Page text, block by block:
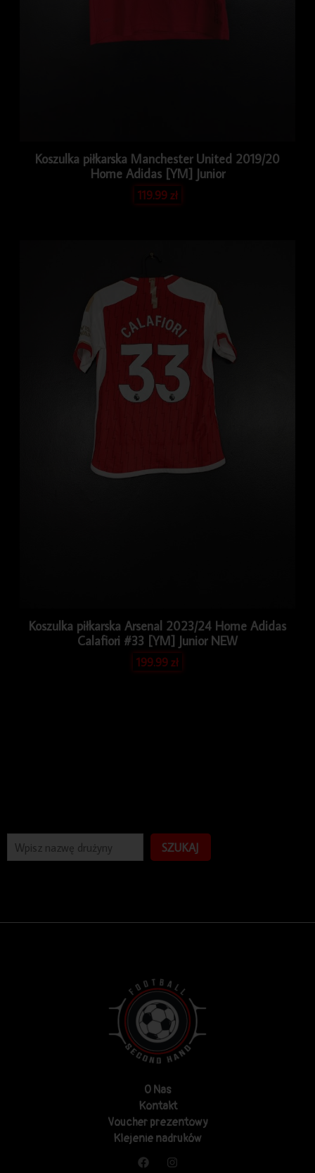
SZUKAJ
Koszulka piłkarska Manchester United 2019/20
Home Adidas [YM] Junior
119.99zł
Koszulka piłkarska Arsenal 2023/24 Home Adidas
Calafiori #33 [YM] Junior NEW
199.99zł
O Nas
Kontakt
Voucher prezentowy
Klejenie nadruków